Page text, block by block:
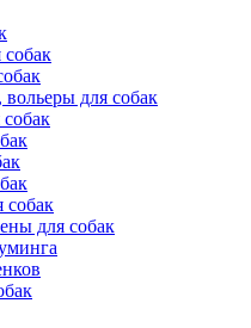
для собак
собак
для собак